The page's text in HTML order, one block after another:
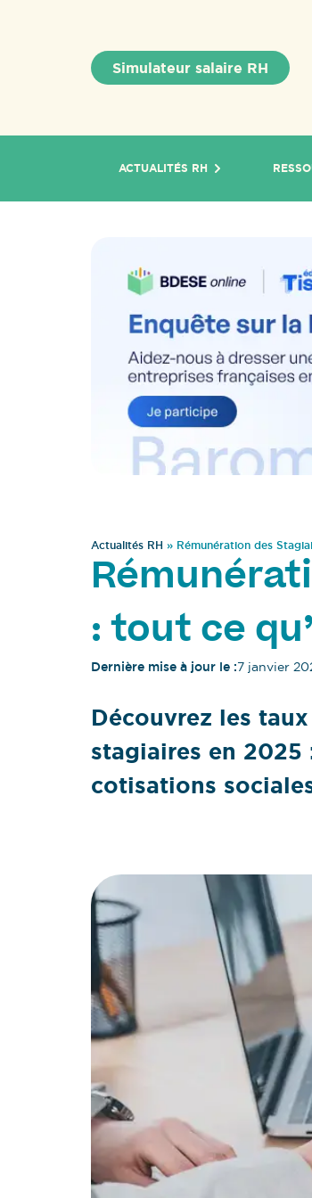
Simulateur salaire RH
ACTUALITÉS RH
Actualités RH » Rémunération des
: tout ce
Dernière mise à jour le :7 janvier
Découvrez les
stagiaires en
cotisations